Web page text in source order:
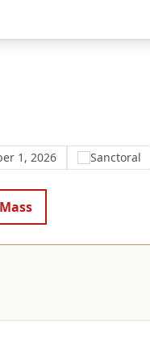
Florida
1, 2026 Sanctoral